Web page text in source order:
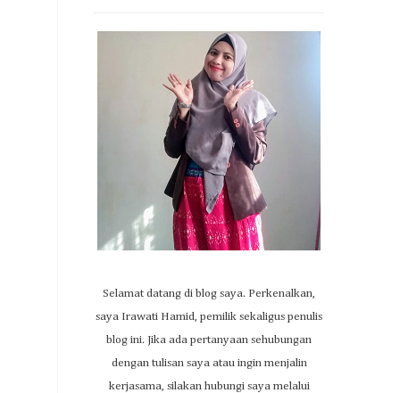
Selamat datang di blog saya. Perkenalkan,
saya Irawati Hamid, pemilik sekaligus penulis
blog ini. Jika ada pertanyaan sehubungan
dengan tulisan saya atau ingin menjalin
kerjasama, silakan hubungi saya melalui